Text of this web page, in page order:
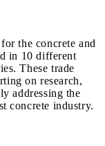
the concrete and
in 10 different
These trade
on research,
addressing the
concrete industry.